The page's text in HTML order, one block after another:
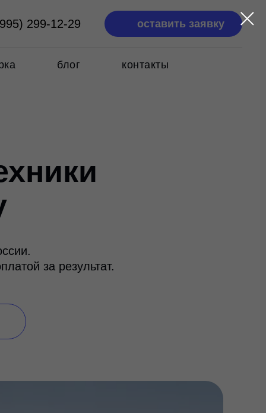
299-12-29 оставить заявку
блог контакты
за результат.